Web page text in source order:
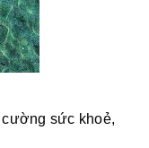
cường sức khoẻ,